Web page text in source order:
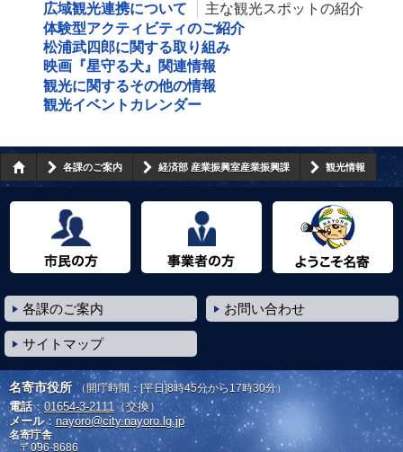
広域観光連携について
主な観光スポットの紹介
体験型アクティビティのご紹介
松浦武四郎に関する取り組み
映画『星守る犬』関連情報
観光に関するその他の情報
観光イベントカレンダー
各課のご案内 経済部 産業振興室産業振興課 観光情報
各課のご案内 お問い合わせ
サイトマップ
名寄市役所 （開庁時間：[平日]8時45分から17時30分）
電話： 01654-3-2111 （交換）
メール： nayoro@city.nayoro.lg.jp
名寄庁舎
〒096-8686